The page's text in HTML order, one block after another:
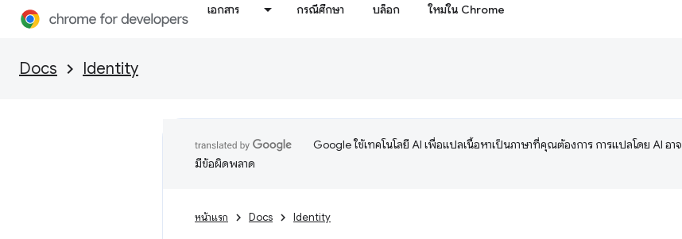
เอกสาร กรณีศึกษา บล็อก ใหม่ใน Chrome
Docs Identity
Google ใช้เทคโนโลยี AI เพื่อแปลเนื้อหาเป็นภาษาที่คุณต้องการ การแปลโดย AI อาจ
มีข้อผิดพลาด
หน้าแรก Docs Identity